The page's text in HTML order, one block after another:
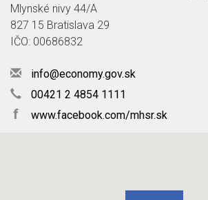
Mlynské nivy 44/A
827 15 Bratislava 29
IČO: 00686832
info@economy.gov.sk
00421 2 4854 1111
f www.facebook.com/mhsr.sk